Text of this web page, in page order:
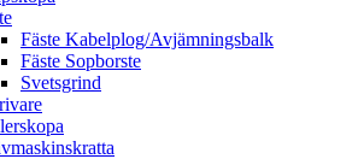
Fäste Kabel­­plog/­Avjämnings­­balk
Fäste Sop­borste
Svets­grind